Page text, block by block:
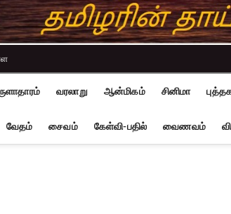
வரலாறு ஆன்மிகம் சினிமா
வேதம் சைவம் கேள்வி-பதில் வைணவம்